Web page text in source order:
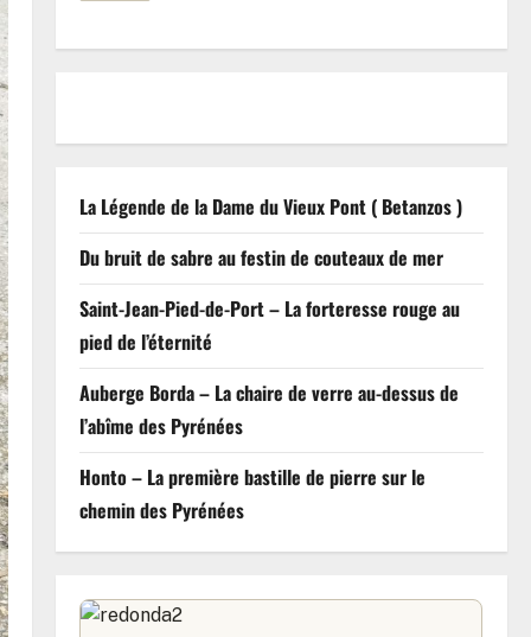
La Légende de la Dame du Vieux Pont ( Betanzos )
Du bruit de sabre au festin de couteaux de mer
Saint-Jean-Pied-de-Port – La forteresse rouge au
pied de l’éternité
Auberge Borda – La chaire de verre au-dessus de
l’abîme des Pyrénées
Honto – La première bastille de pierre sur le
chemin des Pyrénées